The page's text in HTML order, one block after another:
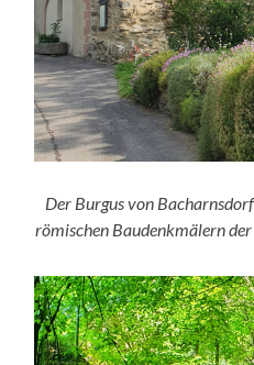
Der Burgus von
römischen Baudenkmälern